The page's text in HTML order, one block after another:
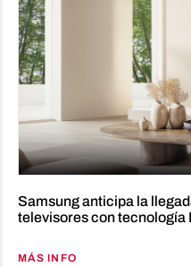
Samsung anticipa la
televisores con tecnología
MÁS INFO